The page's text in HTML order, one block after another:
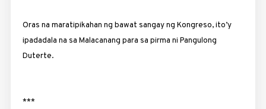
Oras na maratipikahan ng bawat sangay ng Kongreso, ito’y
ipadadala na sa Malacanang para sa pirma ni Pangulong
Duterte.
***